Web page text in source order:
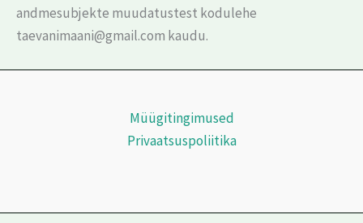
andmesubjekte muudatustest kodulehe
taevanimaani@gmail.com kaudu.
Müügitingimused
Privaatsuspoliitika